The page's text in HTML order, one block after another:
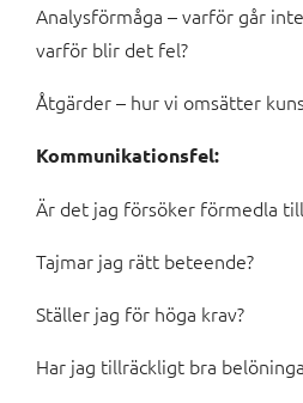
Analysförmåga – varför går
varför blir det fel?
Åtgärder – hur vi omsätter
Kommunikationsfel:
Är det jag försöker förmedla
Tajmar jag rätt beteende?
Ställer jag för höga krav?
Har jag tillräckligt bra